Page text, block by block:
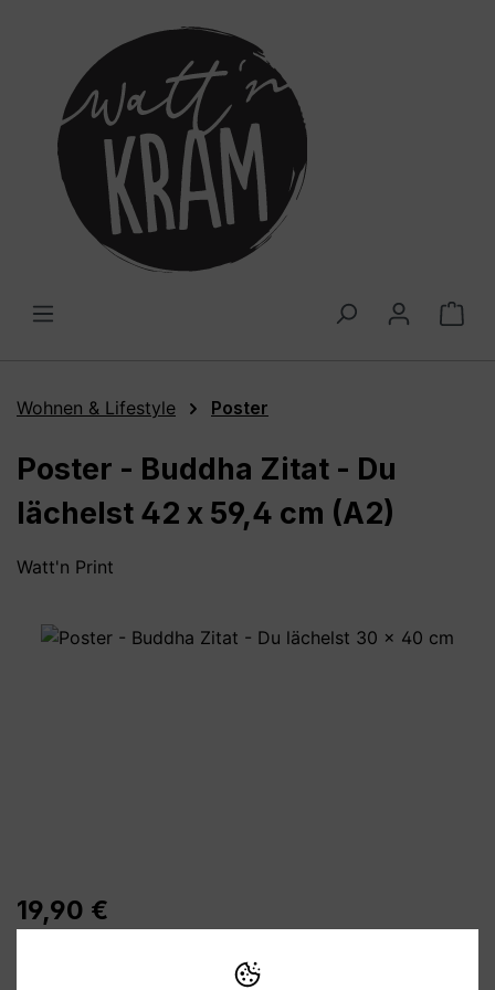
Wohnen & Lifestyle Poster
Poster - Buddha Zitat - Du
lächelst 42 x 59,4 cm (A2)
Watt'n Print
Bildergalerie überspringen
19,90 €